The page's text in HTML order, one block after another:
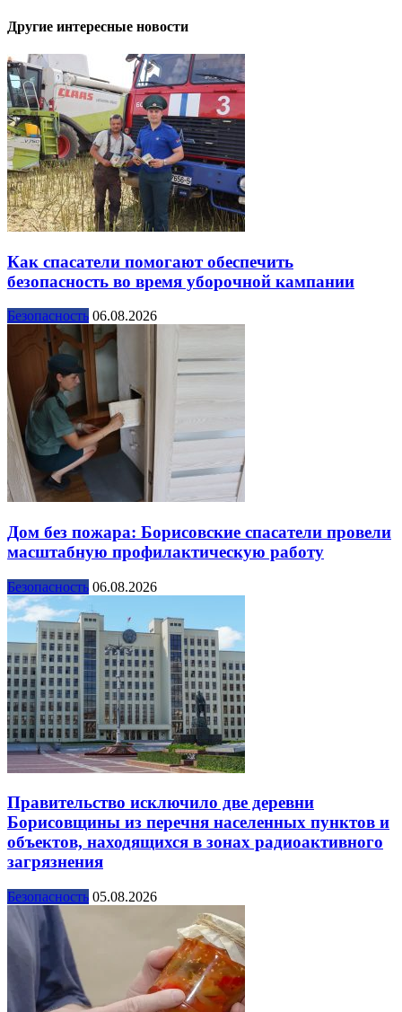
Другие интересные новости
Как спасатели помогают обеспечить
безопасность во время уборочной кампании
Безопасность 06.08.2026
Дом без пожара: Борисовские спасатели провели
масштабную профилактическую работу
Безопасность 06.08.2026
Правительство исключило две деревни
Борисовщины из перечня населенных пунктов и
объектов, находящихся в зонах радиоактивного
загрязнения
Безопасность 05.08.2026